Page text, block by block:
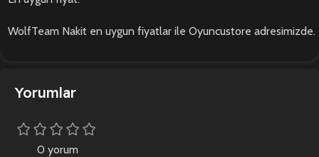
WolfTeam Nakit en uygun fiyatlar ile Oyuncustore adresimizde.
Yorumlar
0 yorum